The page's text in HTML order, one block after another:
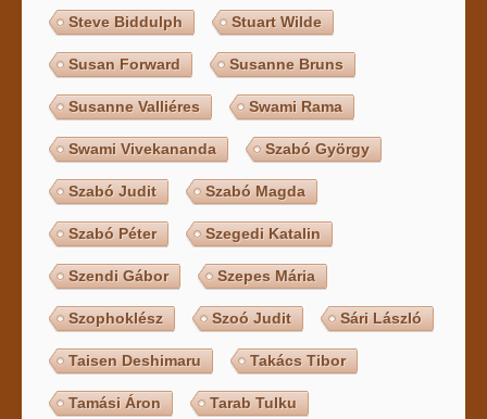
Steve Biddulph Stuart Wilde
Susan Forward Susanne Bruns
Susanne Valliéres Swami Rama
Swami Vivekananda Szabó György
Szabó Judit Szabó Magda
Szabó Péter Szegedi Katalin
Szendi Gábor Szepes Mária
Szophoklész Szoó Judit Sári László
Taisen Deshimaru Takács Tibor
Tamási Áron Tarab Tulku